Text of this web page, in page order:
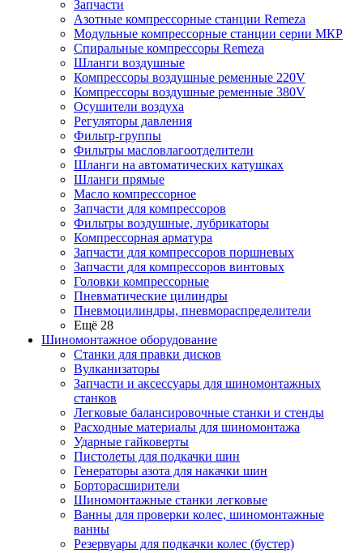
Запчасти
Азотные компрессорные станции Remeza
Модульные компрессорные станции серии МКР
Спиральные компрессоры Remeza
Шланги воздушные
Компрессоры воздушные ременные 220V
Компрессоры воздушные ременные 380V
Осушители воздуха
Регуляторы давления
Фильтр-группы
Фильтры масловлагоотделители
Шланги на автоматических катушках
Шланги прямые
Масло компрессорное
Запчасти для компрессоров
Фильтры воздушные, лубрикаторы
Компрессорная арматура
Запчасти для компрессоров поршневых
Запчасти для компрессоров винтовых
Головки компрессорные
Пневматические цилиндры
Пневмоцилиндры, пневмораспределители
Ещё 28
Шиномонтажное оборудование
Станки для правки дисков
Вулканизаторы
Запчасти и аксессуары для шиномонтажных
станков
Легковые балансировочные станки и стенды
Расходные материалы для шиномонтажа
Ударные гайковерты
Пистолеты для подкачки шин
Генераторы азота для накачки шин
Борторасширители
Шиномонтажные станки легковые
Ванны для проверки колес, шиномонтажные
ванны
Резервуары для подкачки колес (бустер)